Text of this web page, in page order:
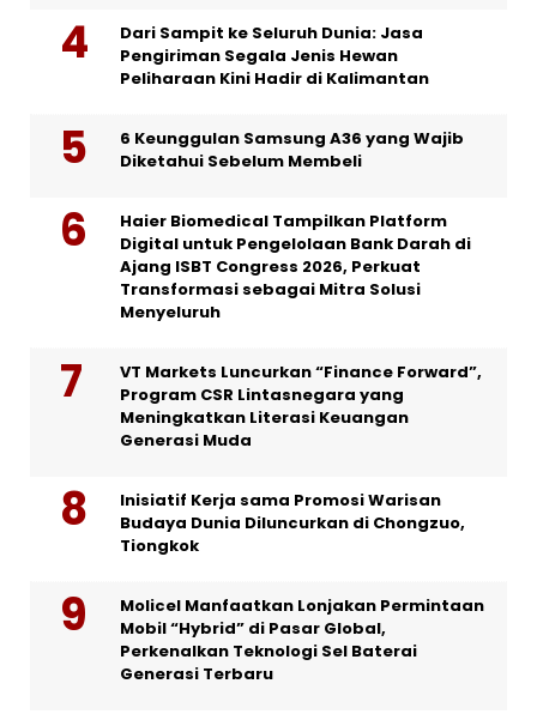
Dari Sampit ke Seluruh Dunia: Jasa
Pengiriman Segala Jenis Hewan
Peliharaan Kini Hadir di Kalimantan
6 Keunggulan Samsung A36 yang Wajib
Diketahui Sebelum Membeli
Haier Biomedical Tampilkan Platform
Digital untuk Pengelolaan Bank Darah di
Ajang ISBT Congress 2026, Perkuat
Transformasi sebagai Mitra Solusi
Menyeluruh
VT Markets Luncurkan “Finance Forward”,
Program CSR Lintasnegara yang
Meningkatkan Literasi Keuangan
Generasi Muda
Inisiatif Kerja sama Promosi Warisan
Budaya Dunia Diluncurkan di Chongzuo,
Tiongkok
Molicel Manfaatkan Lonjakan Permintaan
Mobil “Hybrid” di Pasar Global,
Perkenalkan Teknologi Sel Baterai
Generasi Terbaru